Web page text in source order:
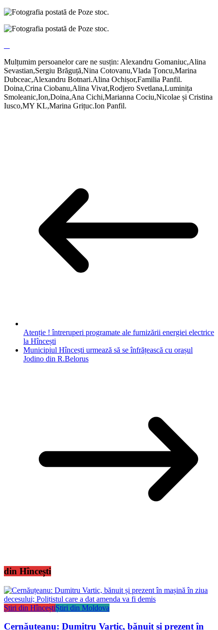
Mulțumim persoanelor care ne susțin: Alexandru Gomaniuc,Alina
Sevastian,Sergiu Brăguță,Nina Cotovanu,Vlada Țoncu,Marina
Dubceac,Alexandru Botnari.Alina Ochișor,Familia Panfil.
Doina,Crina Ciobanu,Alina Vivat,Rodjero Svetlana,Luminița
Smoleanic,Ion,Doina,Ana Cichi,Marianna Cociu,Nicolae și Cristina
Iusco,MY KL,Marina Grițuc.Ion Panfil.
Atenție ! întreruperi programate ale furnizării energiei electrice
la Hîncești
Municipiul Hîncești urmează să se înfrățească cu orașul
Jodino din R.Belorus
din Hîncești
Știri din HînceștiȘtiri din Moldova
Cernăuțeanu: Dumitru Vartic, bănuit și prezent în